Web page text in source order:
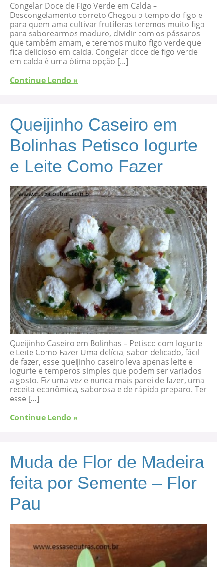
Congelar Doce de Figo Verde em Calda –
Descongelamento correto Chegou o tempo do figo e
para quem ama cultivar frutíferas teremos muito figo
para saborearmos maduro, dividir com os pássaros
que também amam, e teremos muito figo verde que
fica delicioso em calda. Congelar doce de figo verde
em calda é uma ótima opção […]
Continue Lendo »
Queijinho Caseiro em
Bolinhas Petisco Iogurte
e Leite Como Fazer
Queijinho Caseiro em Bolinhas – Petisco com Iogurte
e Leite Como Fazer Uma delícia, sabor delicado, fácil
de fazer, esse queijinho caseiro leva apenas leite e
iogurte e temperos simples que podem ser variados
a gosto. Fiz uma vez e nunca mais parei de fazer, uma
receita econômica, saborosa e de rápido preparo. Ter
esse […]
Continue Lendo »
Muda de Flor de Madeira
feita por Semente – Flor
Pau